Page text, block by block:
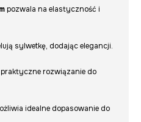
pozwala na elastyczność i
sylwetkę, dodając elegancji.
rozwiązanie do
idealne dopasowanie do